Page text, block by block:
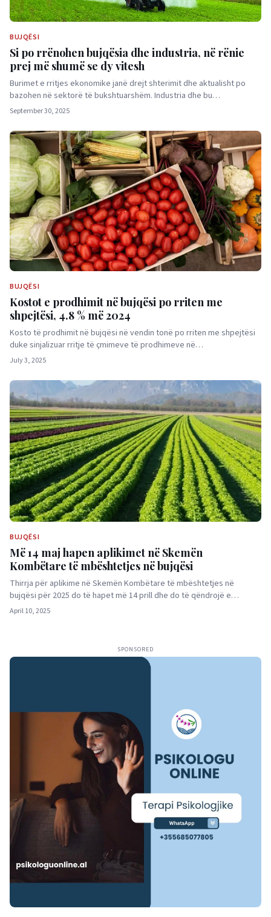
BUJQËSI
Si po rrënohen bujqësia dhe industria, në rënie
prej më shumë se dy vitesh
Burimet e rritjes ekonomike janë drejt shterimit dhe aktualisht po
bazohen në sektorë të bukshtuarshëm. Industria dhe bu…
September 30, 2025
BUJQËSI
Kostot e prodhimit në bujqësi po rriten me
shpejtësi, 4.8 % më 2024
Kosto të prodhimit në bujqësi në vendin tonë po rriten me shpejtësi
duke sinjalizuar rritje të çmimeve të prodhimeve në…
July 3, 2025
BUJQËSI
Më 14 maj hapen aplikimet në Skemën
Kombëtare të mbështetjes në bujqësi
Thirrja për aplikime në Skemën Kombëtare të mbështetjes në
bujqësi për 2025 do të hapet më 14 prill dhe do të qëndrojë e…
April 10, 2025
SPONSORED